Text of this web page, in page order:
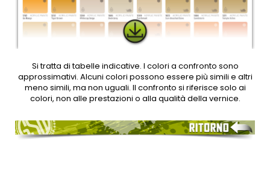
Si tratta di tabelle indicative. I colori a confronto sono
approssimativi. Alcuni colori possono essere più simili e altri
meno simili, ma non uguali. Il confronto si riferisce solo ai
colori, non alle prestazioni o alla qualità della vernice.